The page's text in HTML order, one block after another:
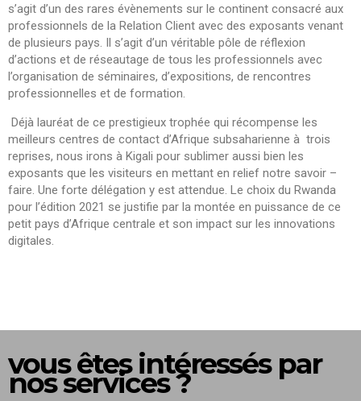
s’agit d’un des rares évènements sur le continent consacré aux
professionnels de la Relation Client avec des exposants venant
de plusieurs pays. Il s’agit d’un véritable pôle de réflexion
d’actions et de réseautage de tous les professionnels avec
l’organisation de séminaires, d’expositions, de rencontres
professionnelles et de formation.
Déjà lauréat de ce prestigieux trophée qui récompense les
meilleurs centres de contact d’Afrique subsaharienne à trois
reprises, nous irons à Kigali pour sublimer aussi bien les
exposants que les visiteurs en mettant en relief notre savoir –
faire. Une forte délégation y est attendue. Le choix du Rwanda
pour l’édition 2021 se justifie par la montée en puissance de ce
petit pays d’Afrique centrale et son impact sur les innovations
digitales.
vous êtes intéressés par
nos services ?